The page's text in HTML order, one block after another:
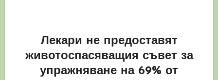
Лекари не предоставят
животоспасяващия съвет за
упражняване на 69% от